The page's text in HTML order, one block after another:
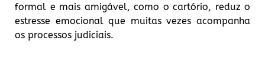
formal e mais amigável, como o cartório, reduz o
estresse emocional que muitas vezes acompanha
os processos judiciais.